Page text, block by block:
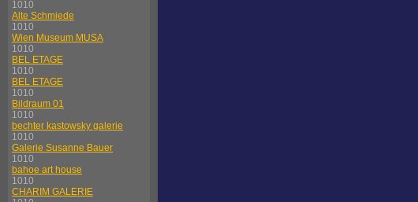
1010
Alte Schmiede
1010
Wien Museum MUSA
1010
BEL ETAGE
1010
BEL ETAGE
1010
Bildraum 01
1010
bechter kastowsky galerie
1010
Galerie Susanne Bauer
1010
bahoe art house
1010
CHARIM GALERIE